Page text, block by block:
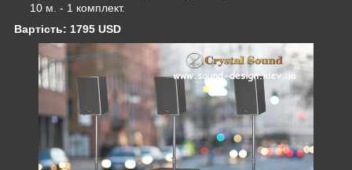
10 м. - 1 комплект.
Вартість: 1795 USD